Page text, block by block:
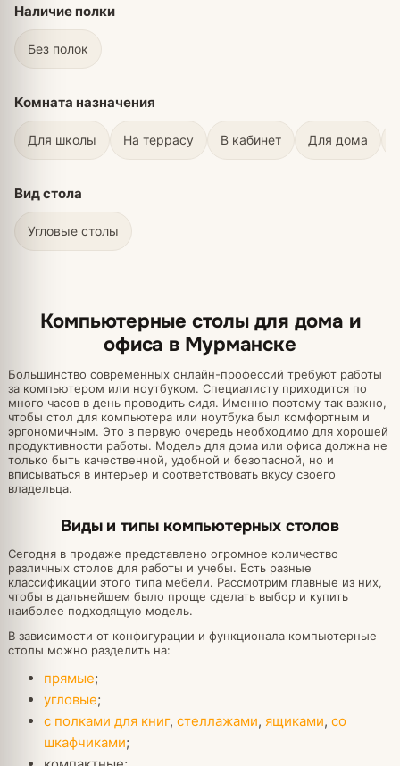
Наличие полки
Без полок
Комната назначения
Для школы На террасу В кабинет Для дома
Вид стола
Угловые столы
Компьютерные столы для дома и
офиса в Мурманске
Большинство современных онлайн-профессий требуют работы
за компьютером или ноутбуком. Специалисту приходится по
много часов в день проводить сидя. Именно поэтому так важно,
чтобы стол для компьютера или ноутбука был комфортным и
эргономичным. Это в первую очередь необходимо для хорошей
продуктивности работы. Модель для дома или офиса должна не
только быть качественной, удобной и безопасной, но и
вписываться в интерьер и соответствовать вкусу своего
владельца.
Виды и типы компьютерных столов
Сегодня в продаже представлено огромное количество
различных столов для работы и учебы. Есть разные
классификации этого типа мебели. Рассмотрим главные из них,
чтобы в дальнейшем было проще сделать выбор и купить
наиболее подходящую модель.
В зависимости от конфигурации и функционала компьютерные
столы можно разделить на:
прямые;
угловые;
с полками для книг, стеллажами, ящиками, со
шкафчиками;